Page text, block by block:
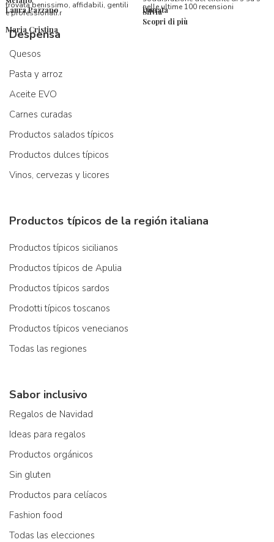
Laura Pazzano
trovata benissimo, affidabili, gentili
e professionali.r
Maria Cristina
Donata
Silvia
nelle ultime 100 recensioni
Scopri di più
Despensa
Quesos
Pasta y arroz
Aceite EVO
Carnes curadas
Productos salados típicos
Productos dulces típicos
Vinos, cervezas y licores
Productos típicos de la región italiana
Productos típicos sicilianos
Productos típicos de Apulia
Productos típicos sardos
Prodotti típicos toscanos
Productos típicos venecianos
Todas las regiones
Sabor inclusivo
Regalos de Navidad
Ideas para regalos
Productos orgánicos
Sin gluten
Productos para celíacos
Fashion food
Todas las elecciones